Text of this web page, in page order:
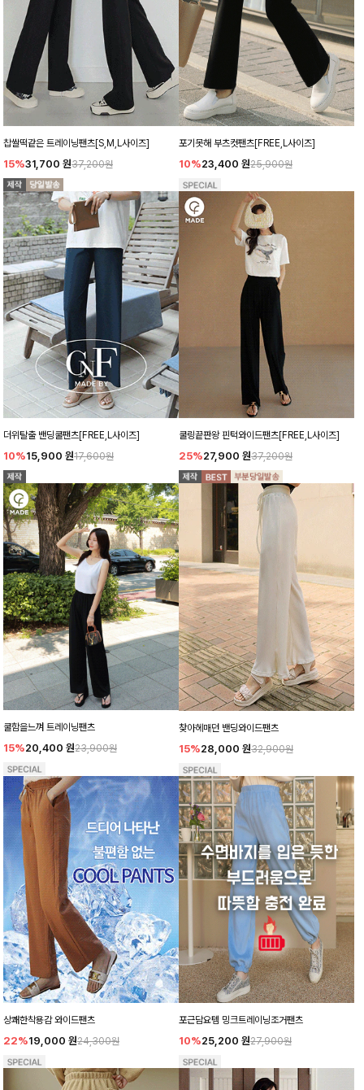
찹쌀떡같은 트레이닝팬츠[S,M,L사이즈]
15%31,700 원37,200원
포기못해 부츠컷팬츠[FREE,L사이즈]
10%23,400 원25,900원
더위탈출 밴딩쿨팬츠[FREE,L사이즈]
10%15,900 원17,600원
쿨링끝판왕 핀턱와이드팬츠[FREE,L사이즈]
25%27,900 원37,200원
쿨함을느껴 트레이닝팬츠
15%20,400 원23,900원
찾아헤매던 밴딩와이드팬츠
15%28,000 원32,900원
상쾌한착용감 와이드팬츠
22%19,000 원24,300원
포근담요템 밍크트레이닝조거팬츠
10%25,200 원27,900원